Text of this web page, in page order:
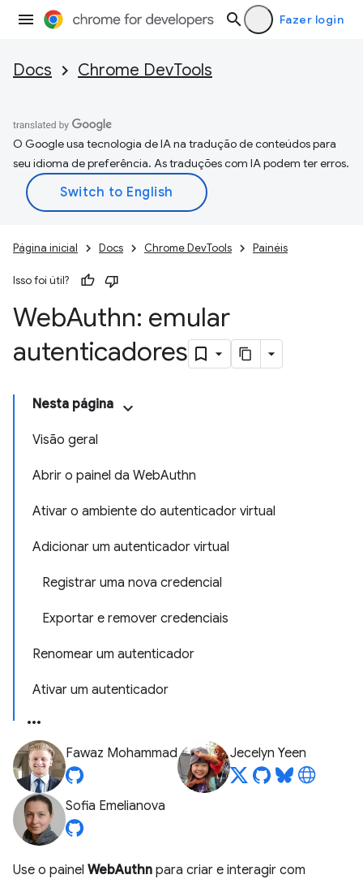
Fazer login
Docs Chrome DevTools
O Google usa tecnologia de IA na tradução de conteúdos para
seu idioma de preferência. As traduções com IA podem ter erros.
Página inicial Docs Chrome DevTools Painéis
Isso foi útil?
WebAuthn: emular
autenticadores
Nesta página
Visão geral
Abrir o painel da WebAuthn
Ativar o ambiente do autenticador virtual
Adicionar um autenticador virtual
Registrar uma nova credencial
Exportar e remover credenciais
Renomear um autenticador
Ativar um autenticador
Fawaz Mohammad Jecelyn Yeen
Sofia Emelianova
Use o painel WebAuthn para criar e interagir com